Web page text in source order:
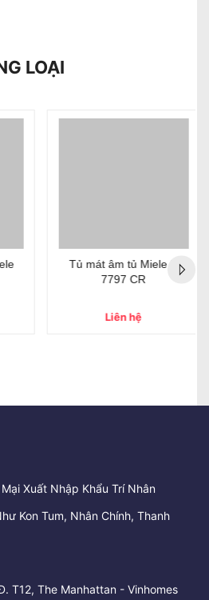
LOẠI
Tủ mát âm tủ Miele K
7797 CR
Liên hệ
Xuất Nhập Khẩu Trí Nhân
Kon Tum, Nhân Chính, Thanh
T12, The Manhattan - Vinhomes